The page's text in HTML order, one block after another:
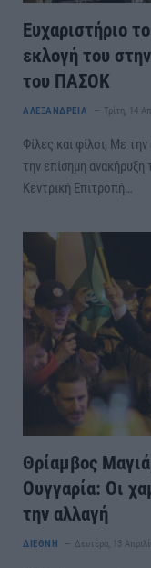
Ευχαριστήριο
εκλογή του
του ΠΑΣΟΚ
ΑΛΕΞΑΝΔΡΕΙΑ Τρίτη, 14
Φίλες και φίλοι, Με
την επίσημη
Κεντρική Επιτροπή…
Θρίαμβος
Ουγγαρία: Οι
την αλλαγή
ΔΙΕΘΝΗ Δευτέρα, 13